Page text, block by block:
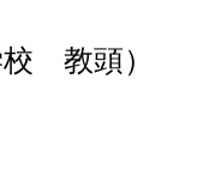
校 教頭）